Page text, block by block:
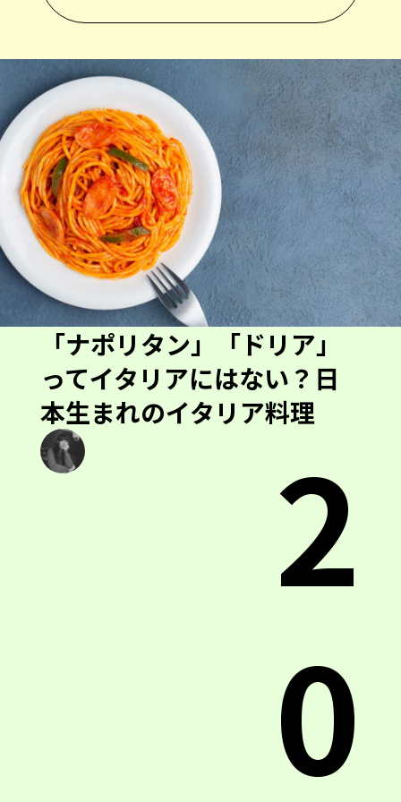
「ナポリタン」「ドリア」
ってイタリアにはない？日
本生まれのイタリア料理
2
0